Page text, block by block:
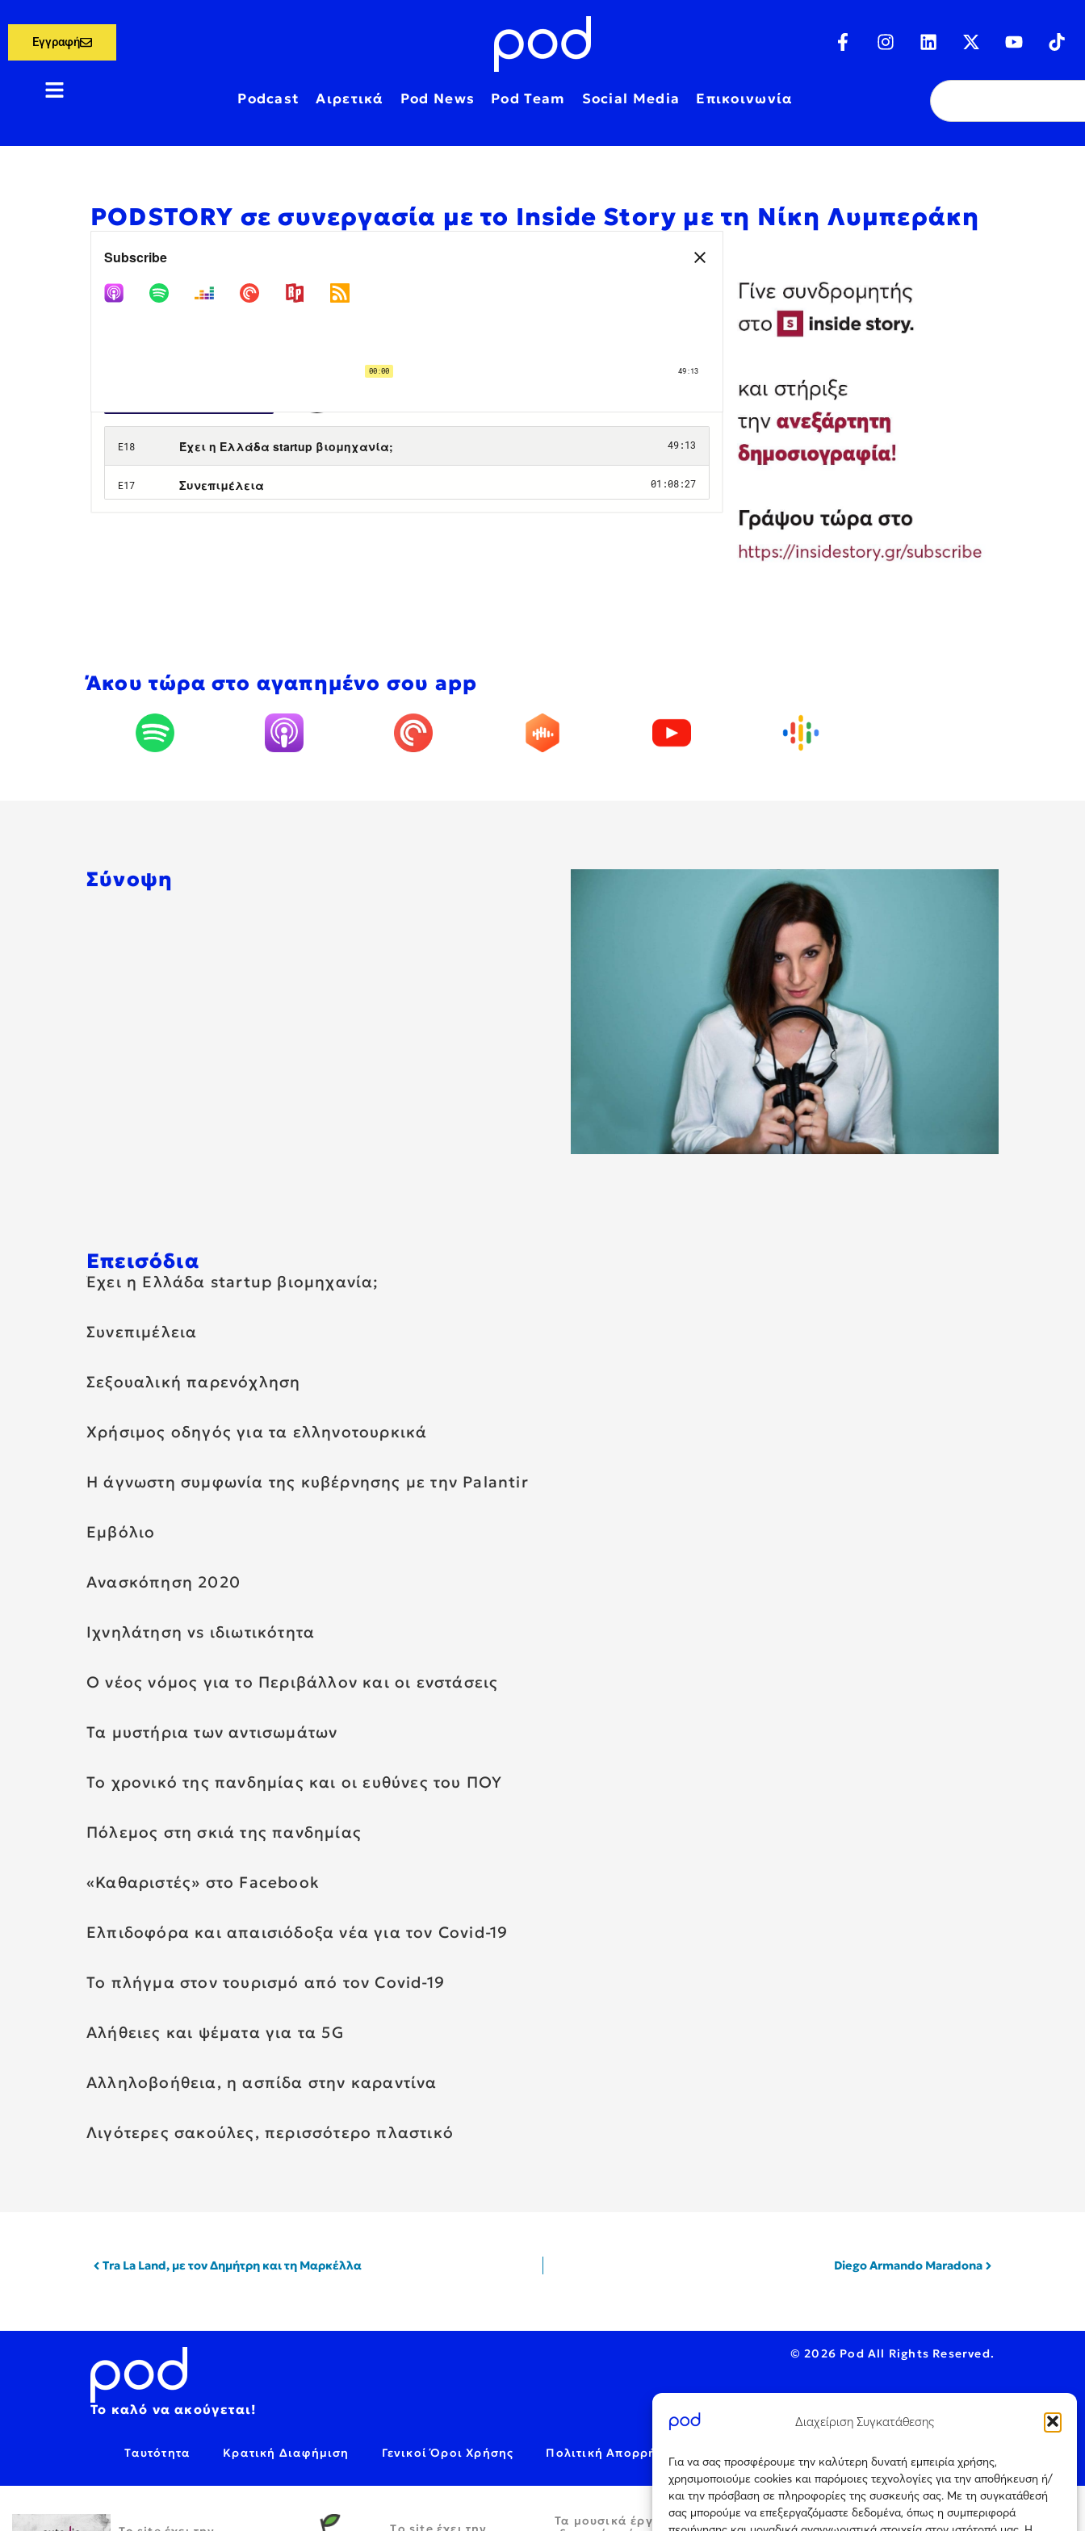
Διαχείριση Συγκατάθεσης
Για να σας προσφέρουμε την καλύτερη δυνατή εμπειρία χρήσης,
χρησιμοποιούμε cookies και παρόμοιες τεχνολογίες για την αποθήκευση ή/
και την πρόσβαση σε πληροφορίες της συσκευής σας. Με τη συγκατάθεσή
σας μπορούμε να επεξεργαζόμαστε δεδομένα, όπως η συμπεριφορά
Εγγραφή
Podcast Αιρετικά Pod News Pod Team Social Media Επικοινωνία
PODSTORY σε συνεργασία με το Inside Story με τη Νίκη Λυμπεράκη
Άκου τώρα στο αγαπημένο σου app
Σύνοψη
Επεισόδια
Έχει η Ελλάδα startup βιομηχανία;
Συνεπιμέλεια
Σεξουαλική παρενόχληση
Χρήσιμος οδηγός για τα ελληνοτουρκικά
Η άγνωστη συμφωνία της κυβέρνησης με την Palantir
Εμβόλιο
Ανασκόπηση 2020
Ιχνηλάτηση vs ιδιωτικότητα
Ο νέος νόμος για το Περιβάλλον και οι ενστάσεις
Τα μυστήρια των αντισωμάτων
Το χρονικό της πανδημίας και οι ευθύνες του ΠΟΥ
Πόλεμος στη σκιά της πανδημίας
«Καθαριστές» στο Facebook
Ελπιδοφόρα και απαισιόδοξα νέα για τον Covid-19
Το πλήγμα στον τουρισμό από τον Covid-19
Αλήθειες και ψέματα για τα 5G
Αλληλοβοήθεια, η ασπίδα στην καραντίνα
Λιγότερες σακούλες, περισσότερο πλαστικό
Tra La Land, με τον Δημήτρη και τη Μαρκέλλα Diego Armando Maradona
Το καλό να ακούγεται!
© 2026 Pod All Rights Reserved.
Ταυτότητα Κρατική Διαφήμιση Γενικοί Όροι Χρήσης Πολιτική Απορρήτου
Τα μουσικά έργα παρέχονται μόνο για